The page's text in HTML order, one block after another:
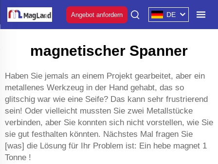
Angebot anfordern DE
magnetischer Spanner
Haben Sie jemals an einem Projekt gearbeitet, aber ein
metallenes Werkzeug in der Hand gehabt, das so
glitschig war wie eine Seife? Das kann sehr frustrierend
sein! Oder vielleicht mussten Sie zwei Metallstücke
verbinden, aber Sie konnten sich nicht vorstellen, wie Sie
sie gut festhalten könnten. Nächstes Mal fragen Sie
[was] die Lösung für Ihr Problem ist: Ein hebe magnet 1
Tonne !